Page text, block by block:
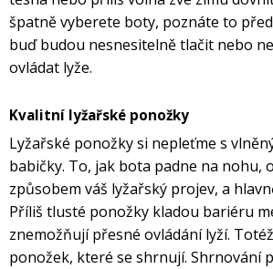
špatně vyberete boty, poznáte to
buď budou nesnesitelně tlačit nebo
ovládat lyže.
Kvalitní lyžařské ponožky
Lyžařské ponožky si nepleťme s
babičky. To, jak bota padne na nohu,
způsobem váš lyžařský projev, a
Příliš tlusté ponožky kladou bariéru
znemožňují přesné ovládání lyží.
ponožek, které se shrnují. Shrnování